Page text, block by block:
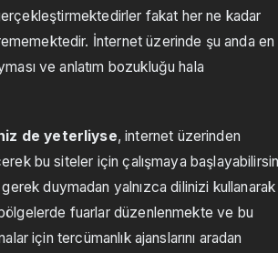
fakat her ne kadar
İnternet üzerinde şu anda en
ve anlatım bozukluğu hala
de yeterliyse, internet üzerinden
bu siteler için çalışmaya
duymadan yalnızca dilinizi kullanarak
fuarlar düzenlenmekte ve bu
için tercümanlık ajanslarını aradan